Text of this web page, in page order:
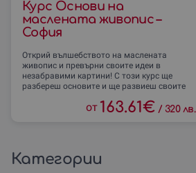
Курс Основи на
маслената живопис –
София
Открий вълшебството на маслената
живопис и превърни своите идеи в
незабравими картини! С този курс ще
разбереш основите и ще развиеш своите
от 163.61€ / 320 лв.
Категории